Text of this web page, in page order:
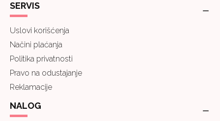
SERVIS
Uslovi korišćenja
Načini plaćanja
Politika privatnosti
Pravo na odustajanje
Reklamacije
NALOG